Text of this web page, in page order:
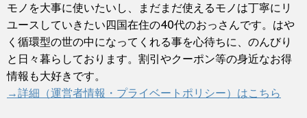
モノを大事に使いたいし、まだまだ使えるモノは丁寧にリ
ユースしていきたい四国在住の40代のおっさんです。はや
く循環型の世の中になってくれる事を心待ちに、のんびり
と日々暮らしております。割引やクーポン等の身近なお得
情報も大好きです。
→詳細（運営者情報・プライベートポリシー）はこちら